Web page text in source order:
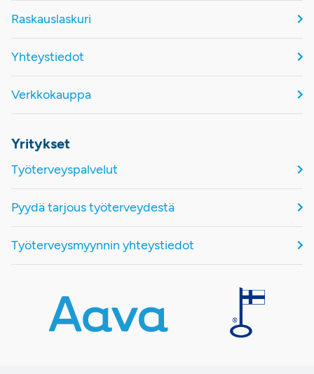
Raskauslaskuri
Yhteystiedot
Verkkokauppa
Yritykset
Työterveyspalvelut
Pyydä tarjous työterveydestä
Työterveysmyynnin yhteystiedot